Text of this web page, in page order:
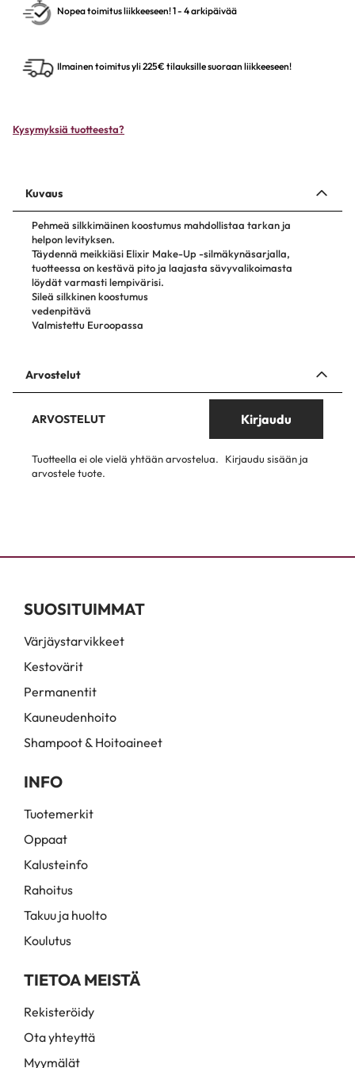
Nopea toimitus liikkeeseen! 1 - 4 arkipäivää
Ilmainen toimitus yli 225€ tilauksille suoraan liikkeeseen!
Kysymyksiä tuotteesta?
Kuvaus
Pehmeä silkkimäinen koostumus mahdollistaa tarkan ja
helpon levityksen.
Täydennä meikkiäsi Elixir Make-Up -silmäkynäsarjalla,
tuotteessa on kestävä pito ja laajasta sävyvalikoimasta
löydät varmasti lempivärisi.
Sileä silkkinen koostumus
vedenpitävä
Valmistettu Euroopassa
Arvostelut
ARVOSTELUT Kirjaudu
Tuotteella ei ole vielä yhtään arvostelua.
Kirjaudu sisään ja
arvostele tuote.
SUOSITUIMMAT
Värjäystarvikkeet
Kestovärit
Permanentit
Kauneudenhoito
Shampoot & Hoitoaineet
INFO
Tuotemerkit
Oppaat
Kalusteinfo
Rahoitus
Takuu ja huolto
Koulutus
TIETOA MEISTÄ
Rekisteröidy
Ota yhteyttä
Myymälät